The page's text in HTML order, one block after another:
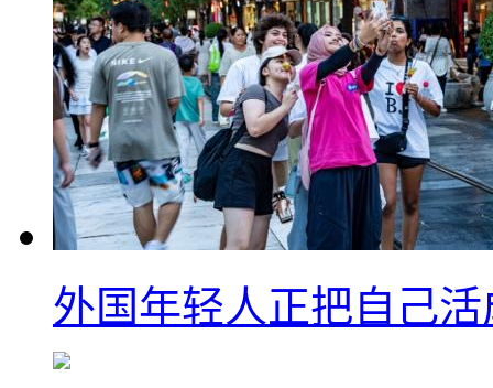
外国年轻人正把自己活